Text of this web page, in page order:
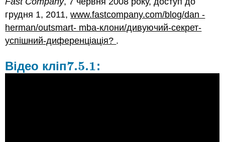
грудня 1, 2011,www.fastcompany.com/blog/dan -
herman/outsmart- mba-клони/дивуючий-секрет-
успішний-диференціація? .
Відео кліп7.5.1
7.5.1 :